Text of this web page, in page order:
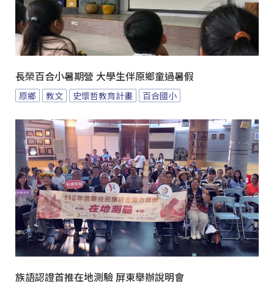
長榮百合小暑期營 大學生伴原鄉童過暑假
原鄉 教文 史懷哲教育計畫 百合國小
族語認證首推在地測驗 屏東舉辦說明會